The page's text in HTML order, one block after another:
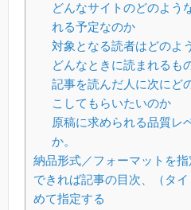
どんなサイトのどのよう
れる予定なのか
対象となる読者はどのよ
どんなときに読まれるも
記事を読んだ人に次にど
こしてもらいたいのか
原稿に求められる品質レ
か。
納品形式／フォーマットを指
できれば記事の目次、（タ
めて指定する